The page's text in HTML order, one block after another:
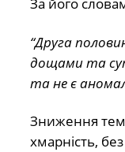
За його
“Друга
дощами та
та не є
Зниження
хмарність,